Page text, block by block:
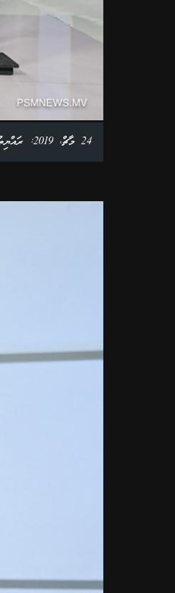
24 މާޗް، 2019: ރައްޔިތުންގެ މަޖިލީހުގެ އިންތިޚާބާ ދިމާކޮށް ޕީއެސްއެމްއިން ބާއްވާ އިންތިޚާބީ ބަހުސްގެ ހިތަދޫ މެދު ދާއިރާގެ ބަހުސްގެ ތެރެއިން. ފޮޓޯ: އަލީ ނަސީރު /ޕީއެސްއެމް ނިއުސް